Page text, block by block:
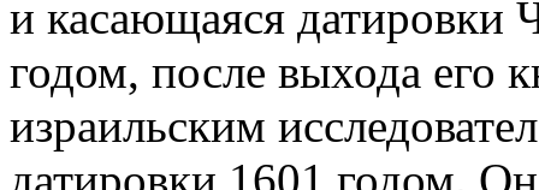
и касающаяся датировки
годом, после выхода его
израильским
датировки 1601 годом.